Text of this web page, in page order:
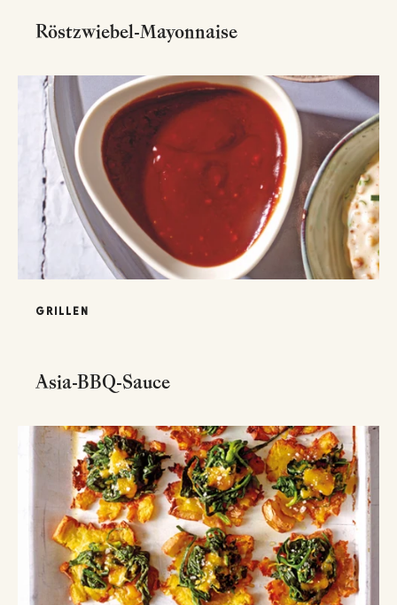
Röstzwiebel-Mayonnaise
GRILLEN
Asia-BBQ-Sauce